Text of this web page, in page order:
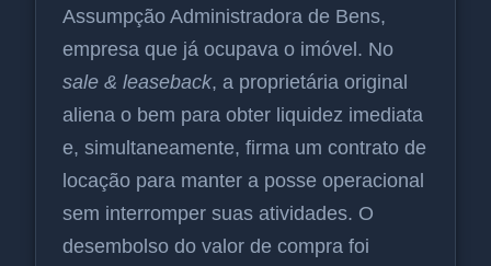
Assumpção Administradora de Bens,
empresa que já ocupava o imóvel. No
sale & leaseback, a proprietária original
aliena o bem para obter liquidez imediata
e, simultaneamente, firma um contrato de
locação para manter a posse operacional
sem interromper suas atividades. O
desembolso do valor de compra foi